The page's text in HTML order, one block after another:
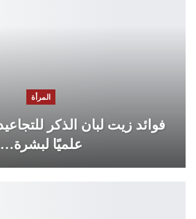
المرأة
علميًا لبشرة…